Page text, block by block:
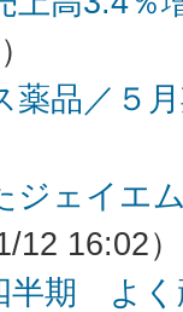
薬品／５
ジェイエ
12 16:02）
半期 よ